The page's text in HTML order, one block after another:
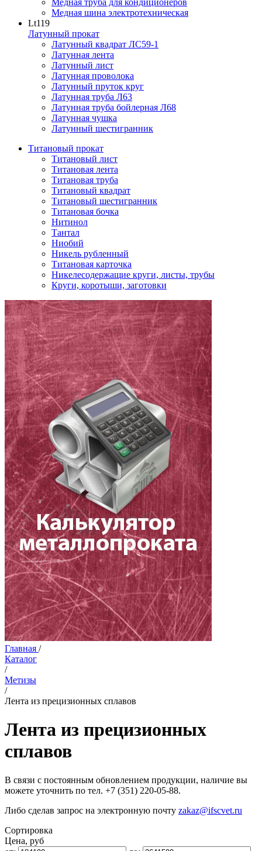
Медная труба для кондиционеров
Медная шина электротехническая
Lt119
Латунный прокат
Латунный квадрат ЛС59-1
Латунная лента
Латунный лист
Латунная проволока
Латунный пруток круг
Латунная труба Л63
Латунная труба бойлерная Л68
Латунная чушка
Латунный шестигранник
Титановый прокат
Титановый лист
Титановая лента
Титановая труба
Титановый квадрат
Титановый шестигранник
Титановая бочка
Нитинол
Тантал
Ниобий
Никель рубленный
Титановая карточка
Никелесодержащие круги, листы, трубы
Круги, коротыши, заготовки
Главная /
Каталог
/
Метизы
/
Лента из прецизионных сплавов
Лента из прецизионных
сплавов
В связи с постоянным обновлением продукции, наличие вы
можете уточнить по тел. +7 (351) 220-05-88.
Либо сделав запрос на электронную почту zakaz@ifscvet.ru
Сортировка
Цена, руб